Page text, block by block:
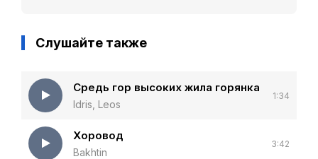
Слушайте также
Средь гор высоких жила горянка
Idris, Leos
1:34
Хоровод
Bakhtin
3:42